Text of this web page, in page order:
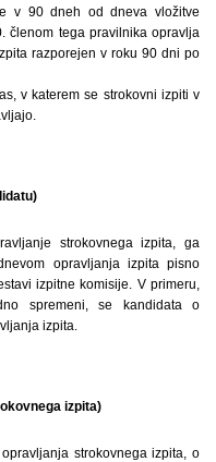
v 90 dneh od dneva vložitve
členom tega pravilnika opravlja
razporejen v roku 90 dni po
v katerem se strokovni izpiti v
strokovnega izpita, ga
opravljanja izpita pisno
izpitne komisije. V primeru,
spremeni, se kandidata o
izpita.
izpita)
strokovnega izpita, o